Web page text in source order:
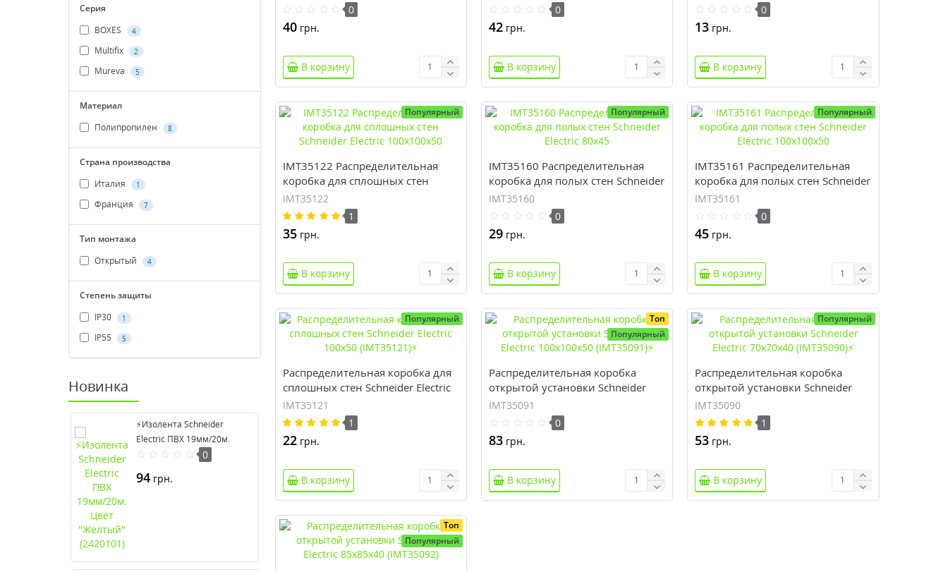
Серия
BOXES
4
Multifix 2
Mureva 5
Материал
Полипропилен
8
Страна производства
Италия
1
Франция 7
Тип монтажа
Открытый
4
Степень защиты
IP30
1
IP55 5
Новинка
⚡Изолента Schneider
Electric ПВХ 19мм/20м.
Цвет "Желтый" (2420101)
0
94 грн.
0
40грн.
В корзину
0
42грн.
В корзину
0
13 грн.
В корзину
Популярный
IMT35122 Распределительная
коробка для сплошных стен
Schneider Electric 100x100x50
IMT35122
1
35грн.
В корзину
Популярный
IMT35160 Распределительная
коробка для полых стен Schneider
Electric 80x45
IMT35160
0
29грн.
В корзину
Популярный
IMT35161 Распределительная
коробка для полых стен Schneider
Electric 100x100х50
IMT35161
0
45 грн.
В корзину
Популярный
Распределительная коробка для
сплошных стен Schneider Electric
100x50 (IMT35121)⚡
IMT35121
1
22грн.
В корзину
Топ
Популярный
Распределительная коробка
открытой установки Schneider
Electric 100x100x50 (IMT35091)⚡
IMT35091
0
83грн.
В корзину
Популярный
Распределительная коробка
открытой установки Schneider
Electric 70x70x40 (IMT35090)⚡
IMT35090
1
53 грн.
В корзину
Топ
Популярный